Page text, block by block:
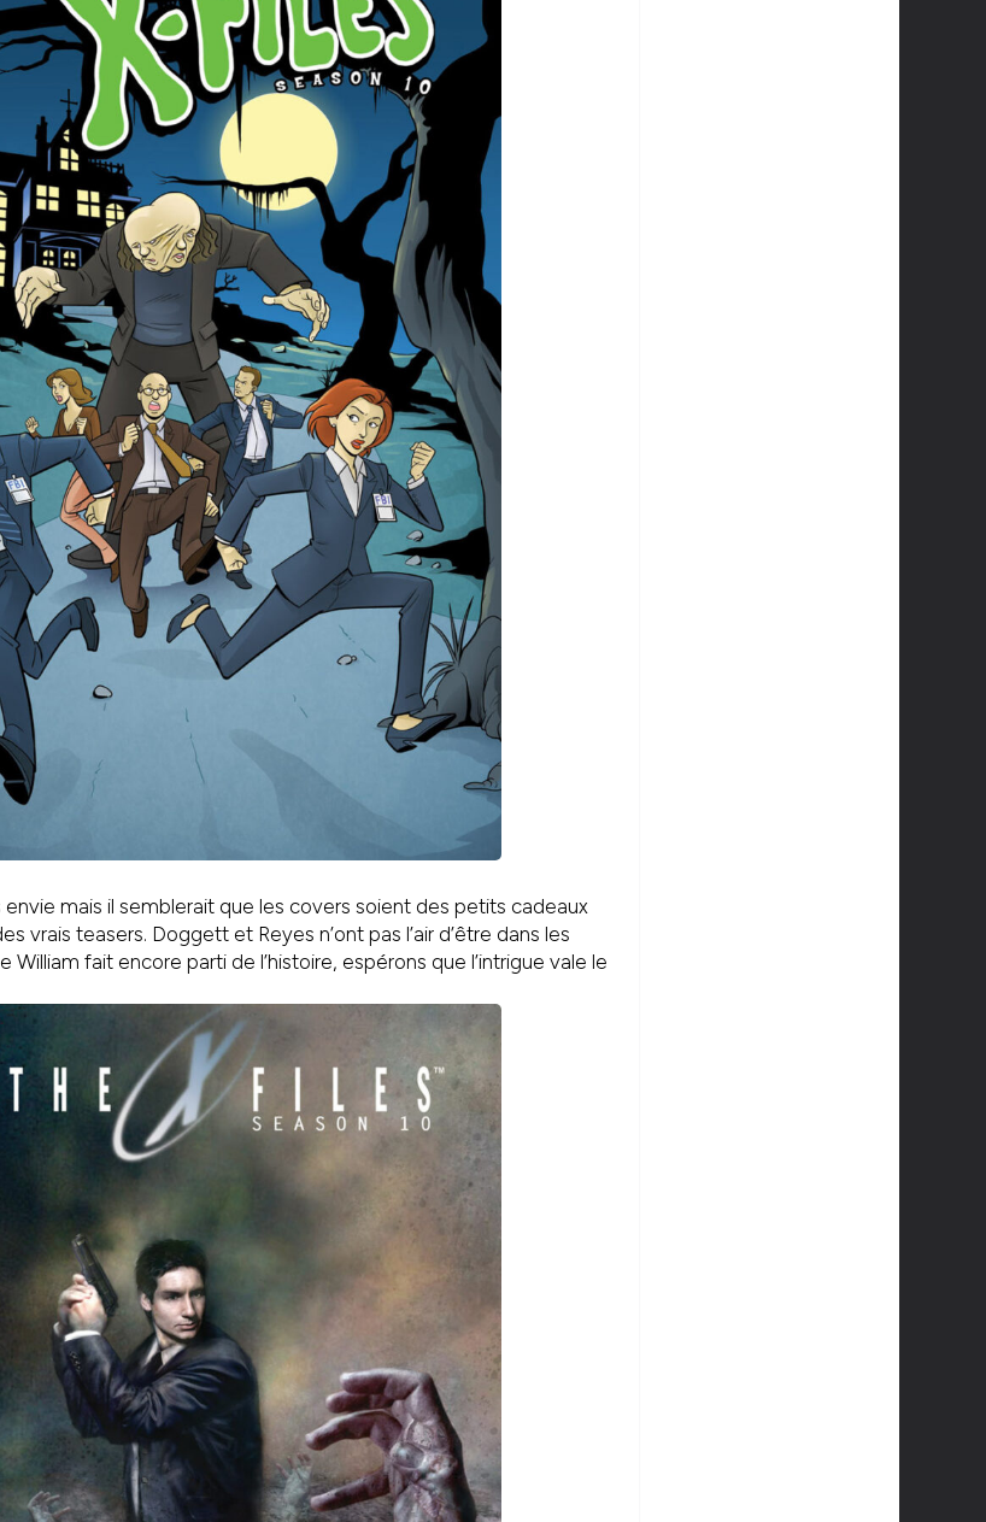
mais il semblerait que les covers soient des petits cadeaux
vrais teasers. Doggett et Reyes n’ont pas l’air d’être dans les
William fait encore parti de l’histoire, espérons que l’intrigue vale le